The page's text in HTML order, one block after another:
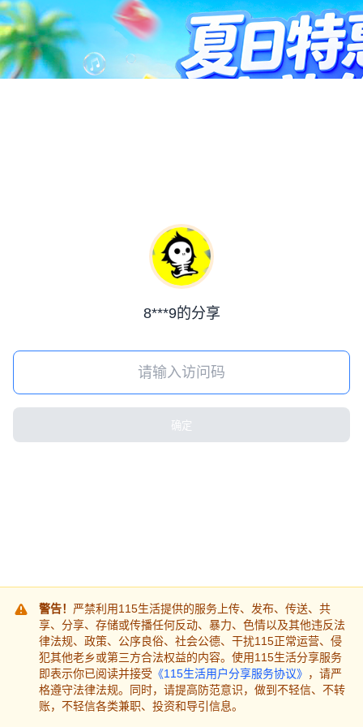
8***9的分享
确定
警告！ 严禁利用115生活提供的服务上传、发布、传送、共
享、分享、存储或传播任何反动、暴力、色情以及其他违反法
律法规、政策、公序良俗、社会公德、干扰115正常运营、侵
犯其他老乡或第三方合法权益的内容。使用115生活分享服务
即表示你已阅读并接受 《115生活用户分享服务协议》 ，请严
格遵守法律法规。同时，请提高防范意识，做到不轻信、不转
账，不轻信各类兼职、投资和导引信息。